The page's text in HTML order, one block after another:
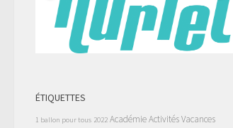
ÉTIQUETTES
1 ballon pour tous 2022 AcadémieActivités Vacances